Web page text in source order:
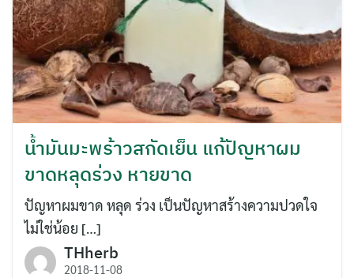
น้ำมันมะพร้าวสกัดเย็น แก้ปัญหาผม
ขาดหลุดร่วง หายขาด
ปัญหาผมขาด หลุด ร่วง เป็นปัญหาสร้างความปวดใจ
ไม่ใช่น้อย […]
THherb
2018-11-08